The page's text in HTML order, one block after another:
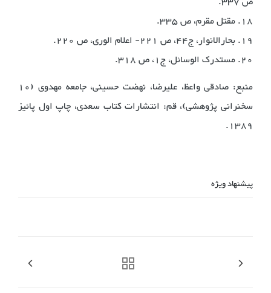
18. مقتل مقرم، ص 335.
19. بحارالانوار، ج44، ص 221- اعلام الوری، ص 220.
20. مستدرک الوسائل، ج1، ص 318.
منبع: صادقی واعظ، علیرضا، نهضت حسینی، جامعه مهدوی (10
سخنرانی پژوهشی)، قم: انتشارات کتاب سعدی، چاپ اول پائیز
1389.
پیشنهاد ویژه